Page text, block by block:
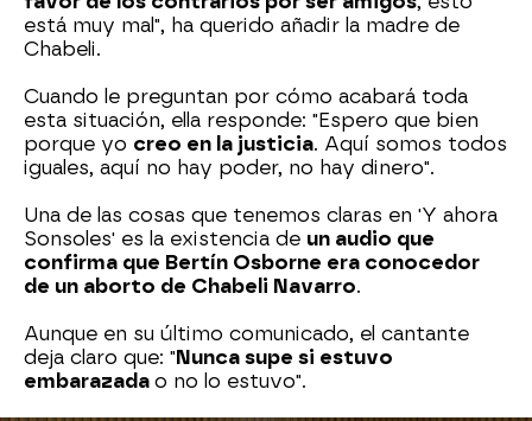
está muy mal", ha querido añadir la madre de
Chabeli.
Cuando le preguntan por cómo acabará toda
esta situación, ella responde: "Espero que bien
porque yo creo en la justicia. Aquí somos todos
iguales, aquí no hay poder, no hay dinero".
Una de las cosas que tenemos claras en 'Y ahora
Sonsoles' es la existencia de un audio que
confirma que Bertín Osborne era conocedor
de un aborto de Chabeli Navarro.
Aunque en su último comunicado, el cantante
deja claro que: " Nunca supe si estuvo
embarazada o no lo estuvo".